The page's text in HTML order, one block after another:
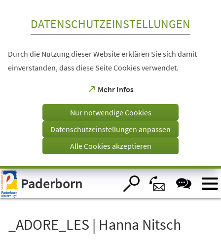
Visuelle
Assistenzsoftware
öffnen.
DATENSCHUTZEINSTELLUNGEN
Durch die Nutzung dieser Website erklären Sie sich damit
einverstanden, dass diese Seite Cookies verwendet.
Mehr Infos
(Öffnet
einem
Tab)
Nur notwendige Cookies
Datenschutzeinstellungen anpassen
Alle Cookies akzeptieren
Paderborn
_ADORE_LES | Hanna Nitsch